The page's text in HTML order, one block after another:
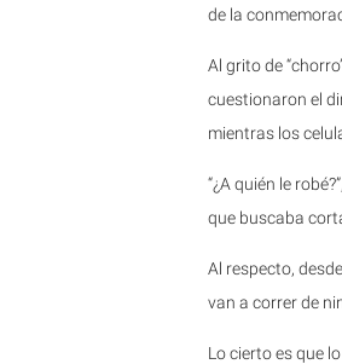
de la
Al grito de
cuestionaron el
mientras los
“¿A quién le
que buscaba
Al respecto,
van a correr de
Lo cierto es que